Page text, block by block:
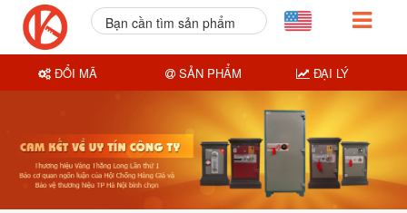
Bạn cần tìm sản phẩm
ĐỔI MÃ SẢN PHẨM ĐẠI LÝ